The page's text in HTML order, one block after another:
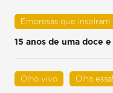
Empresas que inspiram
15 anos de uma doce
Olho vivo Olha essa!